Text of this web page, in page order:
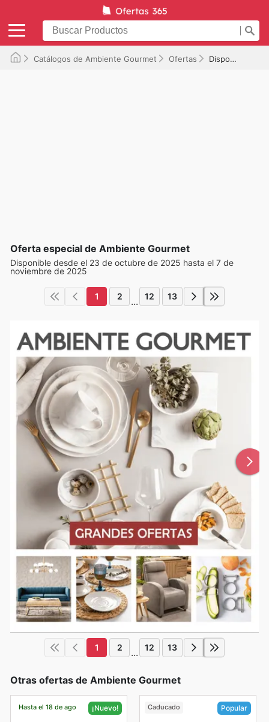
Catálogos de Ambiente Gourmet Ofertas Disponible hasta el 07/11/2025
Oferta especial de Ambiente Gourmet
Disponible desde el 23 de octubre de 2025 hasta el 7 de
noviembre de 2025
1 2 ... 12 13
1 2 ... 12 13
Otras ofertas de Ambiente Gourmet
Hasta el 18 de ago ¡Nuevo! Caducado Popular